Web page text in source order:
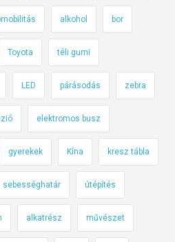
alkohol bor
Toyota téli gumi
LED párásodás zebra
elektromos busz
gyerekek Kína kresz tábla
sebességhatár útépítés
alkatrész művészet